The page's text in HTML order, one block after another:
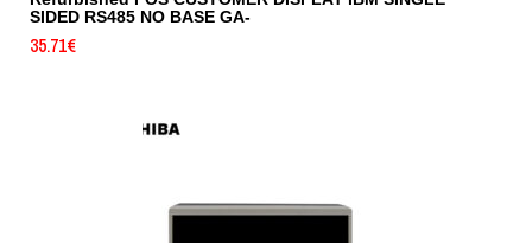
SIDED RS485 NO BASE GA-
35.71€